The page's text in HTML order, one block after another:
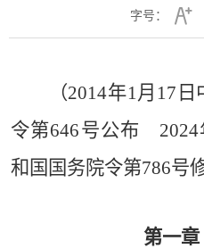
字号：
（2014年1月17
令第646号公布 2024
和国国务院令第786号
第一